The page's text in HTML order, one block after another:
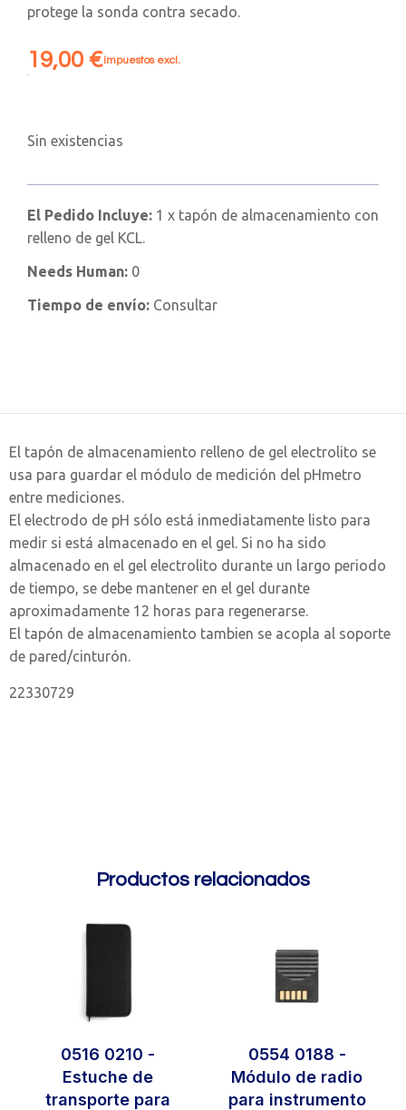
protege la sonda contra secado.
19,00 €impuestos excl.
Sin existencias
El Pedido Incluye: 1 x tapón de almacenamiento con
relleno de gel KCL.
Needs Human: 0
Tiempo de envío: Consultar
El tapón de almacenamiento relleno de gel electrolito se
usa para guardar el módulo de medición del pHmetro
entre mediciones.
El electrodo de pH sólo está inmediatamente listo para
medir si está almacenado en el gel. Si no ha sido
almacenado en el gel electrolito durante un largo periodo
de tiempo, se debe mantener en el gel durante
aproximadamente 12 horas para regenerarse.
El tapón de almacenamiento tambien se acopla al soporte
de pared/cinturón.
22330729
Productos relacionados
0516 0210 -
Estuche de
transporte para
0554 0188 -
Módulo de radio
para instrumento